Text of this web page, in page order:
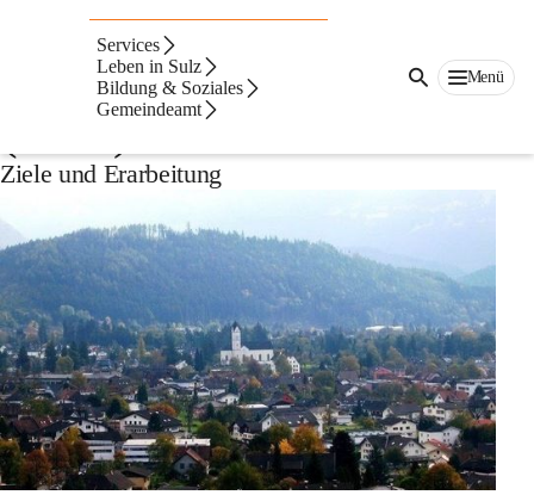
Services
Leben in Sulz
Bildung & Soziales
Gemeindeamt
Menü
Räumlicher
Entwicklungsplan
(REP)
Ziele und Erarbeitung